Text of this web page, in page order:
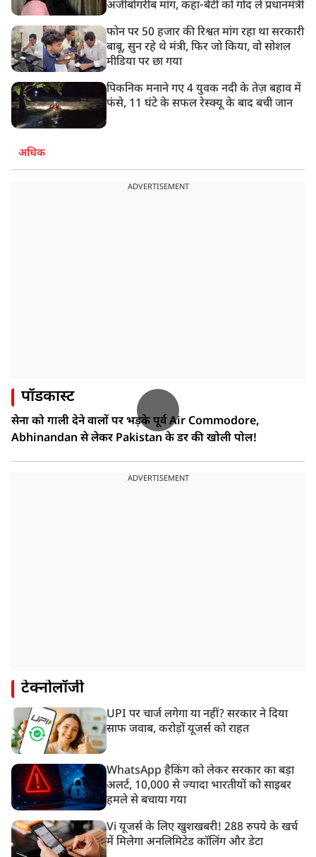
अजीबोगरीब मांग, कहा-बेटी को गोद लें प्रधानमंत्री
फोन पर 50 हजार की रिश्वत मांग रहा था सरकारी
बाबू, सुन रहे थे मंत्री, फिर जो किया, वो सोशल
मीडिया पर छा गया
पिकनिक मनाने गए 4 युवक नदी के तेज़ बहाव में
फंसे, 11 घंटे के सफल रेस्क्यू के बाद बची जान
अधिक
ADVERTISEMENT
पॉडकास्ट
सेना को गाली देने वालों पर भड़के पूर्व Air Commodore,
Abhinandan से लेकर Pakistan के डर की खोली पोल!
ADVERTISEMENT
टेक्नोलॉजी
UPI पर चार्ज लगेगा या नहीं? सरकार ने दिया
साफ जवाब, करोड़ों यूजर्स को राहत
WhatsApp हैकिंग को लेकर सरकार का बड़ा
अलर्ट, 10,000 से ज्यादा भारतीयों को साइबर
हमले से बचाया गया
Vi यूजर्स के लिए खुशखबरी! 288 रुपये के खर्च
में मिलेगा अनलिमिटेड कॉलिंग और डेटा